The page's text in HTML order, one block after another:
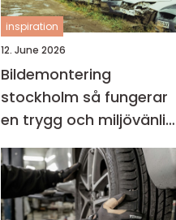
inspiration
12. June 2026
Bildemontering
stockholm så fungerar
en trygg och miljövänlig
bilskrot